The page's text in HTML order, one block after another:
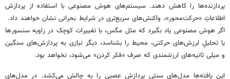
پردازنده‌ها را کاهش دهند. سیستم‌های هوش مصنوعی با استفاده از پردازش
اطلاعاتِ «حرکت‌محور»، واکنش‌های سریع‌تری در شرایط بحرانی نشان خواهند داد.
اگر هوش مصنوعی یاد بگیرد که مثل مگس، با تغییرات کوچک در زاویه سنسورها
یا تحلیلِ لرزش‌های حرکتی، محیط را بشناسد، دیگر نیازی به پردازش‌های سنگین
و میلی ثانیه‌های ارزشمندی که صرف «فکر کردن» می‌شود، نخواهد بود.
این یافته‌ها مدل‌های سنتی پردازش عصبی را به چالش می‌کشد. در مدل‌های